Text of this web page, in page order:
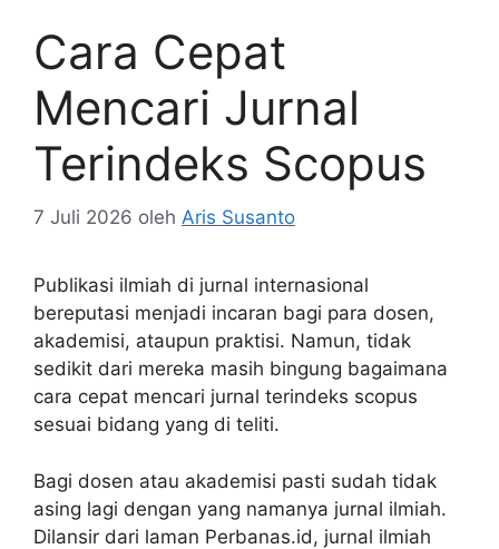
Cara Cepat
Mencari Jurnal
Terindeks Scopus
7 Juli 2026 oleh Aris Susanto
Publikasi ilmiah di jurnal internasional
bereputasi menjadi incaran bagi para dosen,
akademisi, ataupun praktisi. Namun, tidak
sedikit dari mereka masih bingung bagaimana
cara cepat mencari jurnal terindeks scopus
sesuai bidang yang di teliti.
Bagi dosen atau akademisi pasti sudah tidak
asing lagi dengan yang namanya jurnal ilmiah.
Dilansir dari laman Perbanas.id, jurnal ilmiah